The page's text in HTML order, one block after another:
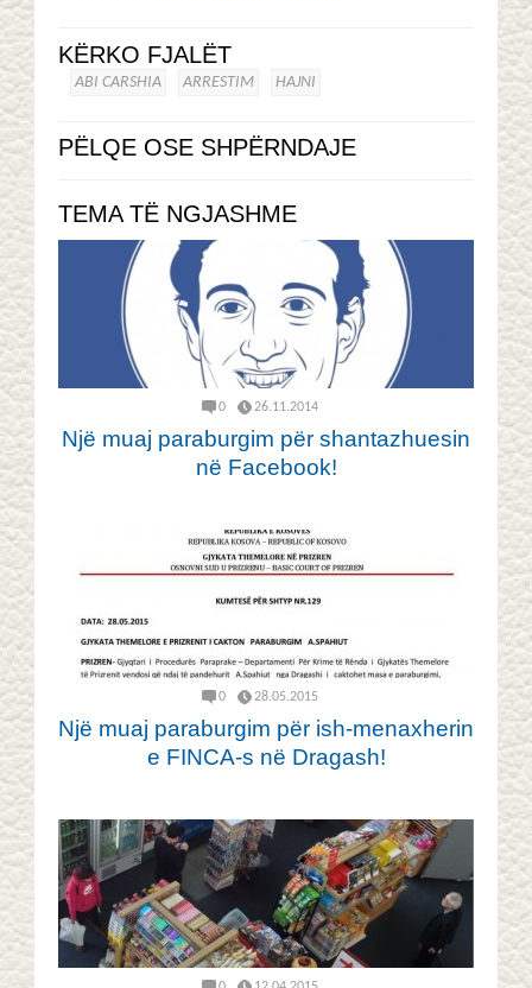
KËRKO FJALËT
ABI CARSHIA ARRESTIM HAJNI
PËLQE OSE SHPËRNDAJE
TEMA TË NGJASHME
0 26.11.2014
Një muaj paraburgim për shantazhuesin
në Facebook!
0 28.05.2015
Një muaj paraburgim për ish-menaxherin
e FINCA-s në Dragash!